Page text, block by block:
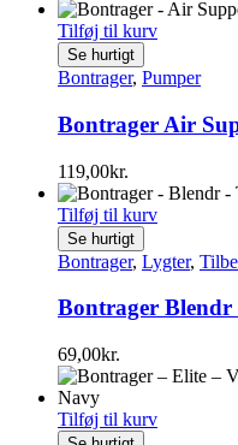
Tilføj til kurv
Se hurtigt
Bontrager, Pumper
Bontrager Air
119,00kr.
Tilføj til kurv
Se hurtigt
Bontrager, Lygter,
Bontrager Blendr
69,00kr.
Tilføj til kurv